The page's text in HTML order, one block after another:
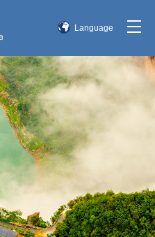
Language
English
한국어
日本語